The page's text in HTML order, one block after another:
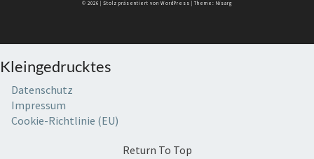
© 2026 | Stolz präsentiert von WordPress | Theme: Nisarg
Kleingedrucktes
Datenschutz
Impressum
Cookie-Richtlinie (EU)
Return To Top